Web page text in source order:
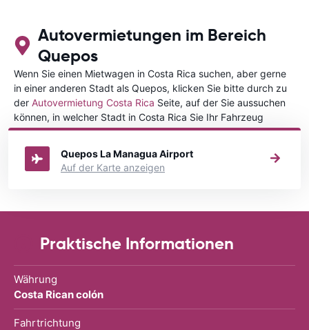
Autovermietungen im Bereich
Quepos
Wenn Sie einen Mietwagen in Costa Rica suchen, aber gerne
in einer anderen Stadt als Quepos, klicken Sie bitte durch zu
der Autovermietung Costa Rica Seite, auf der Sie aussuchen
können, in welcher Stadt in Costa Rica Sie Ihr Fahrzeug
mieten wollen.
Quepos La Managua Airport
Auf der Karte anzeigen
Praktische Informationen
Währung
Costa Rican colón
Fahrtrichtung